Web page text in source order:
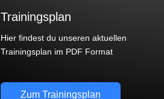
Trainingsplan
Hier findest du unseren aktuellen
Trainingsplan im PDF Format
Zum Trainingsplan